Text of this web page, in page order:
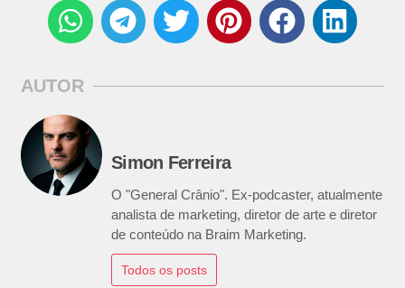
AUTOR
Simon Ferreira
O "General Crânio". Ex-podcaster, atualmente
analista de marketing, diretor de arte e diretor
de conteúdo na Braim Marketing.
Todos os posts